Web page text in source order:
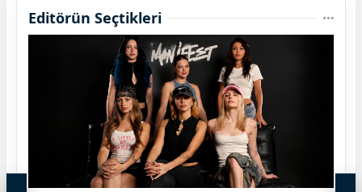
Editörün Seçtikleri